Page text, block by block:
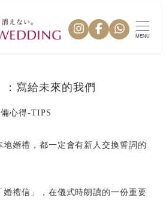
MENU
寫給未來的我們
リー
心得-TIPS
婚禮，都一定會有新人交換誓詞的
禮信」，在儀式時朗讀的一份重要